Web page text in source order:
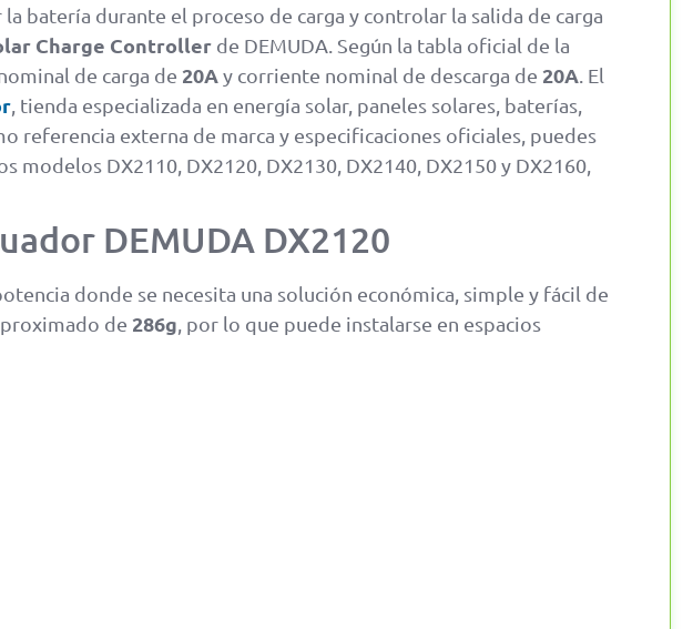
batería durante el proceso de carga y controlar la salida de carga
Charge Controller de DEMUDA. Según la tabla oficial de la
de carga de 20Ay corriente nominal de descarga de 20A . El
, tienda especializada en energía solar, paneles solares, baterías,
referencia externa de marca y especificaciones oficiales, puedes
modelos DX2110, DX2120, DX2130, DX2140, DX2150 y DX2160,
DEMUDA DX2120
donde se necesita una solución económica, simple y fácil de
de 286g , por lo que puede instalarse en espacios